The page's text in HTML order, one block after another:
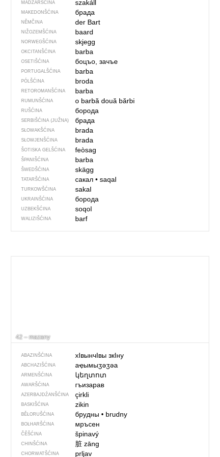
MADŹARŠĆINA szakáll
MAKEDONŠĆINA брада
NĚMČINA der Bart
NIŽOZEMŠĆINA baard
NORWEGŠĆINA skjegg
OKCITANŠĆINA barba
OSETIŠĆINA боцъо, зачъе
PORTUGALŠĆINA barba
PÓLŠĆINA broda
RETOROMANŠĆINA barba
RUMUNŠĆINA o barbădouă bărbi
RUŠĆINA борода
SERBIŠĆINA (JUŽNA) брада
SŁOWAKŠĆINA brada
SŁOWJENŠĆINA brada
ŠOTISKA GELŠĆINA feòsag
ŠPANIŠĆINA barba
ŠWEDŠĆINA skägg
TATARŠĆINA сакал• saqal
TURKOWŠĆINA sakal
UKRAINŠĆINA борода
UZBEKŠĆINA soqol
WALIZIŠĆINA barf
42 – mazany
ABAZINŠĆINA хIвынчIвы зкIну
ABCHAZIŠĆINA аҿымыӡәӡәа
ARMENŠĆINA կեղտոտ
AWARŠĆINA гъизарав
AZERBAJDŹANŠĆINA çirkli
BASKIŠĆINA zikin
BĚŁORUŠĆINA брудны• brudny
BOŁHARŠĆINA мръсен
ČĚŠĆINA špinavý
CHINŠĆINA 脏zāng
CHORWATŠĆINA prljav